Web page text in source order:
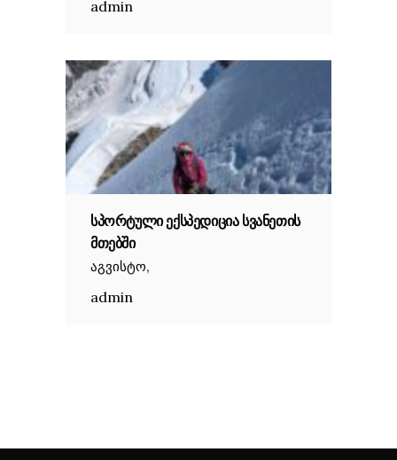
admin
ᲡᲞᲝᲠᲢᲣᲚᲘ ᲔᲥᲡᲞᲔᲓᲘᲪᲘᲐ ᲡᲕᲐᲜᲔᲗᲘᲡ
ᲛᲗᲔᲑᲨᲘ
აგვისტო,
admin